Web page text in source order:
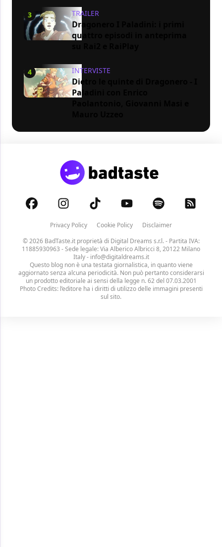
3 TRAILER
Dragonero I Paladini: i primi
quattro episodi in anteprima
4 INTERVISTE
Dietro le quinte di Dragonero - I
Paladini con Enrico
Privacy Policy Cookie Policy
Disclaimer
© 2026 BadTaste.it proprietà di Digital Dreams s.r.l.- Partita IVA:
11885930963 - Sede legale: Via Alberico Albricci 8, 20122 Milano
Italy - info@digitaldreams.it
Questo blog non è una testata giornalistica, in quanto viene
aggiornato senza alcuna periodicità. Non può pertanto considerarsi
un prodotto editoriale ai sensi della legge n. 62 del 07.03.2001
Photo Credits: l’editore ha i diritti di utilizzo delle immagini presenti
sul sito.